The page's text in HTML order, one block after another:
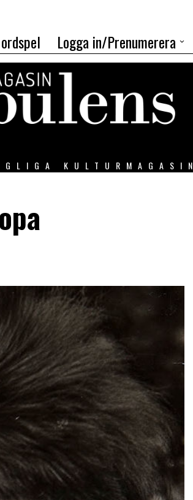
Logga in/Prenumerera
KULTURMAGASIN